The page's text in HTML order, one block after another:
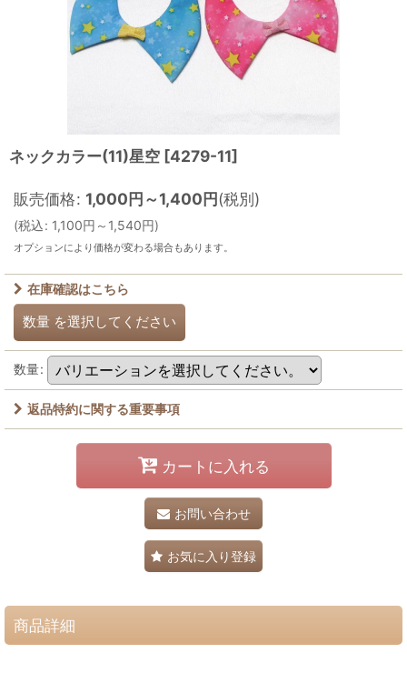
ネックカラー(11)星空 [4279-11]
販売価格: 1,000円～1,400円(税別)
(税込: 1,100円 ～1,540円)
オプションにより価格が変わる場合もあります。
在庫確認はこちら
数量 を選択してください
数量:
返品特約に関する重要事項
カートに入れる
お問い合わせ
お気に入り登録
商品詳細